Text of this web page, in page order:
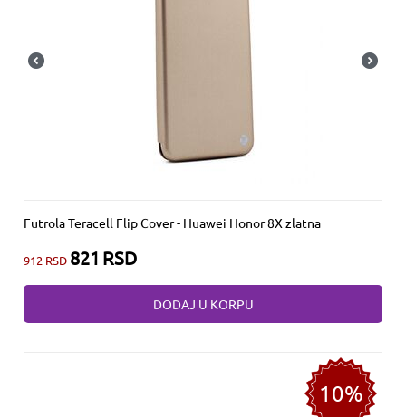
Futrola Teracell Flip Cover - Huawei Honor 8X zlatna
912RSD 821 RSD
DODAJ U KORPU
10%